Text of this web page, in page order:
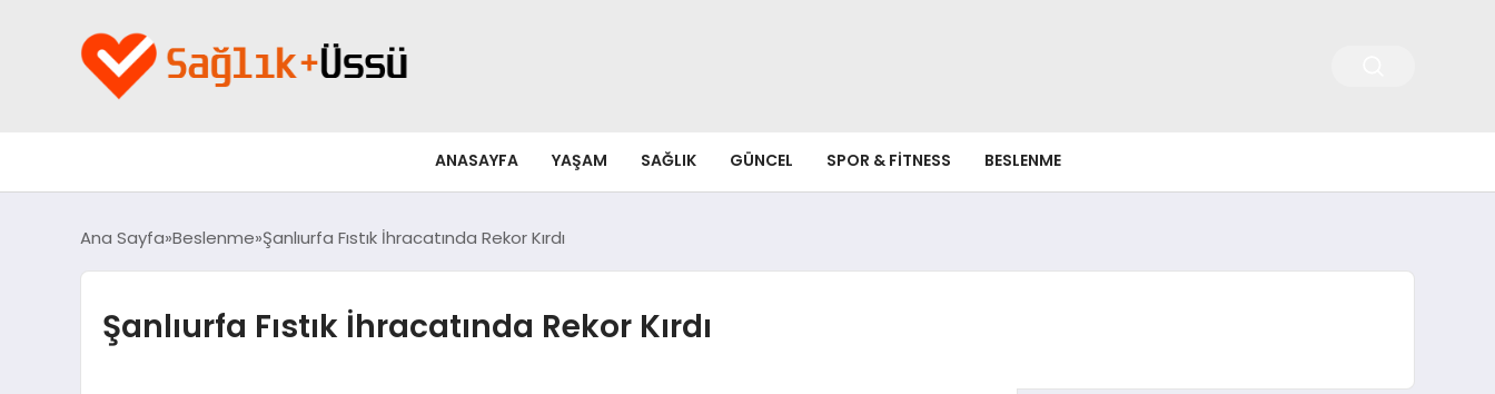
ANASAYFA YAŞAM SAĞLIK GÜNCEL SPOR & FITNESS BESLENME
Ana Sayfa Beslenme Şanlıurfa Fıstık İhracatında Rekor Kırdı
Şanlıurfa Fıstık İhracatında Rekor Kırdı